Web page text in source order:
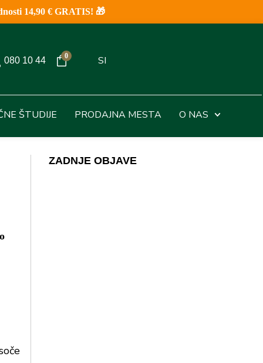
14,90 € GRATIS! 🎁
080 10 44 0 SI
ŠTUDIJE PRODAJNA MESTA O NAS
ZADNJE OBJAVE